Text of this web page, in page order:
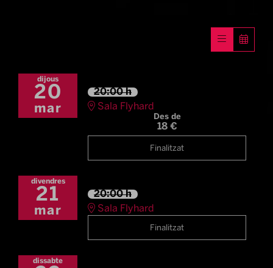
dijous
20
mar
20:00 h
Sala Flyhard
Des de
18 €
Finalitzat
divendres
21
mar
20:00 h
Sala Flyhard
Finalitzat
dissabte